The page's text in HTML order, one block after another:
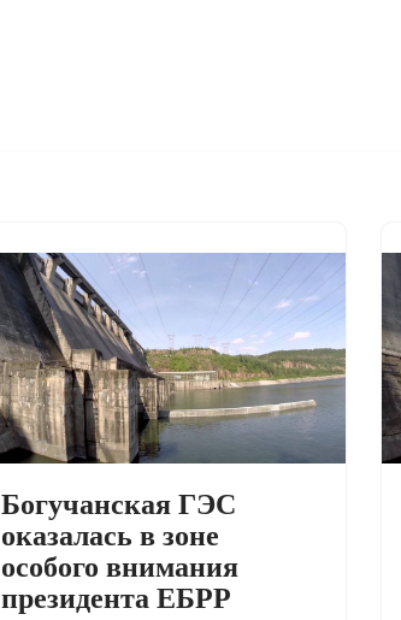
Богучанская ГЭС
оказалась в зоне
особого внимания
президента ЕБРР